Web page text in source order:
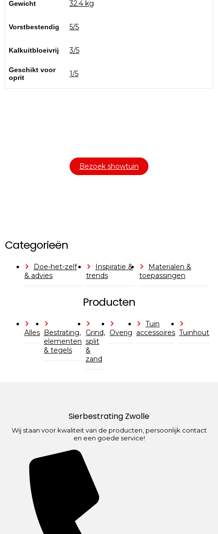
Gewicht 32.4 kg
Vorstbestendig 5/5
Kalkuitbloeivrij 3/5
Geschikt voor
oprit
1/5
Bezoek showtuin
Categorieën
Doe-het-zelf
& advies
Inspiratie &
trends
Materialen &
toepassingen
Producten
Alles Bestrating,
elementen
& tegels
Grind,
split
&
zand
Overig
Tuin
accessoires Tuinhout
Sierbestrating Zwolle
Wij staan voor kwaliteit van de producten, persoonlijk contact
en een goede service!